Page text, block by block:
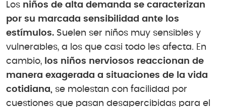
Los niños de alta demanda se caracterizan
por su marcada sensibilidad ante los
estímulos. Suelen ser niños muy sensibles y
vulnerables, a los que casi todo les afecta. En
cambio, los niños nerviosos reaccionan de
manera exagerada a situaciones de la vida
cotidiana, se molestan con facilidad por
cuestiones que pasan desapercibidas para el